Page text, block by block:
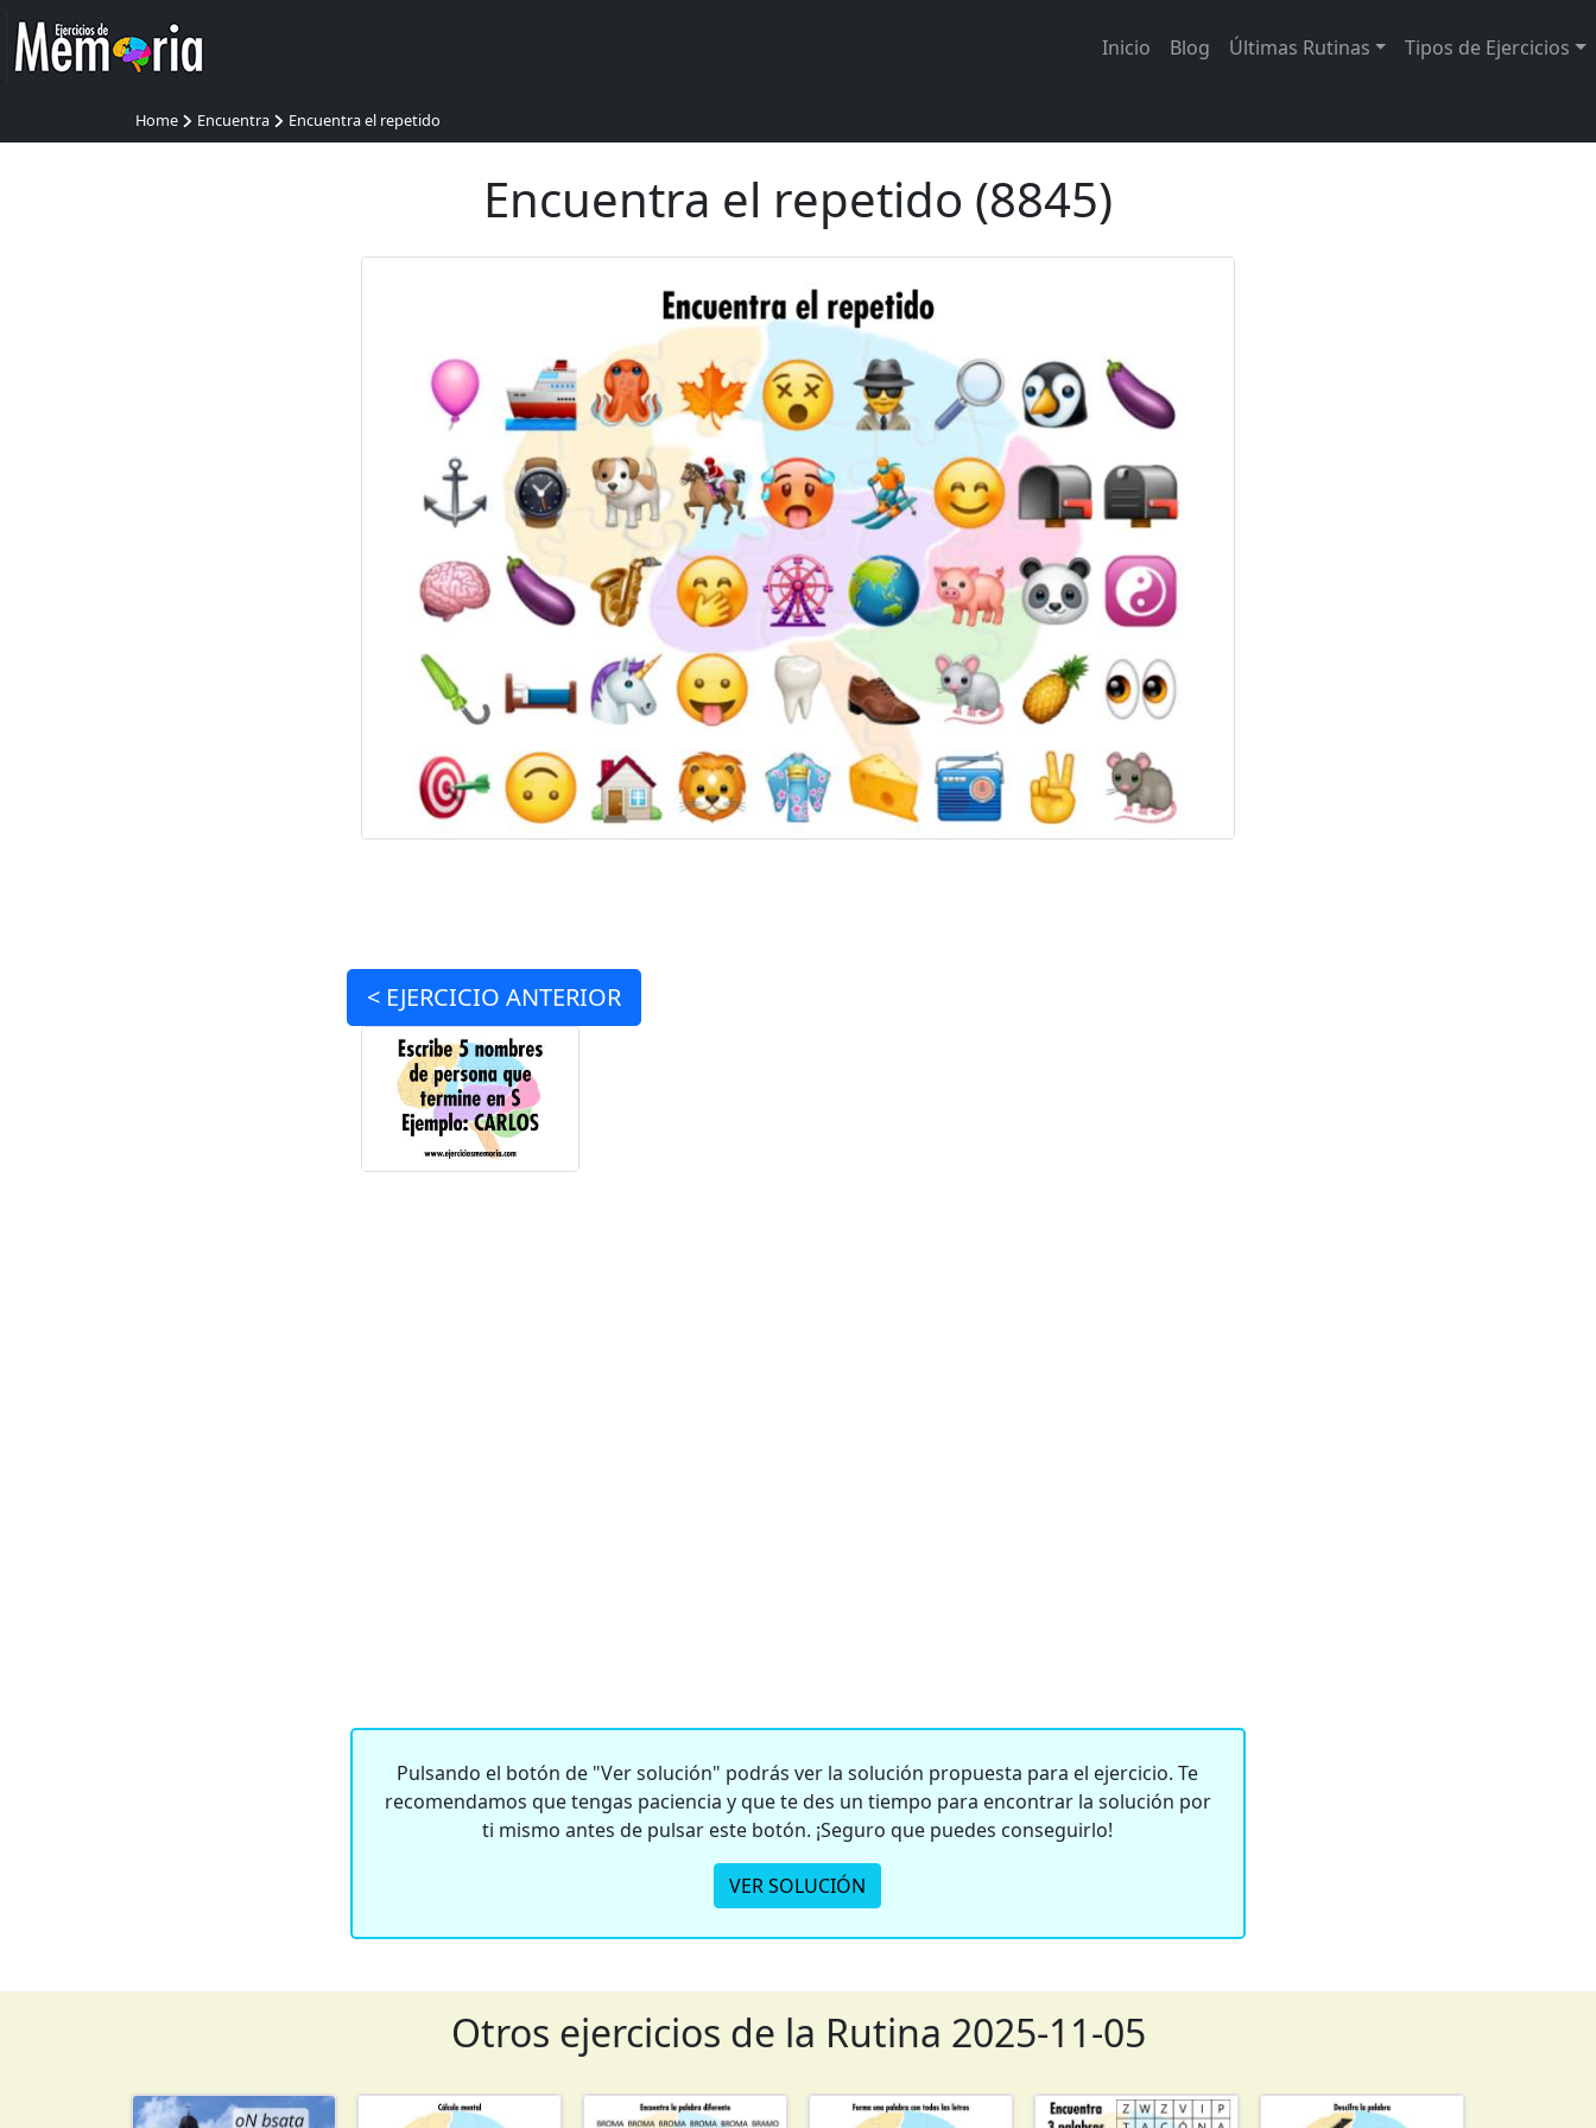
Inicio Blog Últimas Rutinas Tipos de Ejercicios
Home Encuentra Encuentra el repetido
Encuentra el repetido (8845)
< EJERCICIO ANTERIOR
Pulsando el botón de "Ver solución" podrás ver la solución propuesta para el ejercicio. Te
recomendamos que tengas paciencia y que te des un tiempo para encontrar la solución por
ti mismo antes de pulsar este botón. ¡Seguro que puedes conseguirlo!
VER SOLUCIÓN
Otros ejercicios de la Rutina 2025-11-05